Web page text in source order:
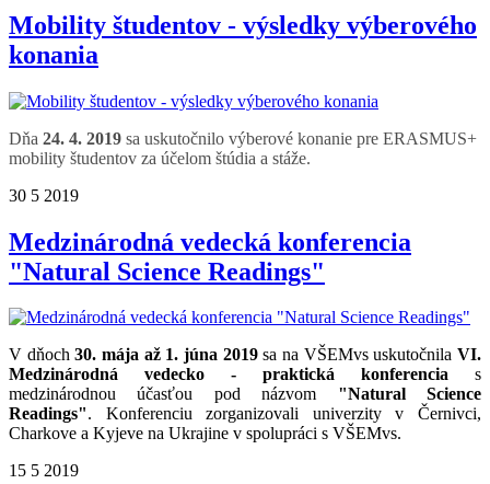
Mobility študentov - výsledky výberového
konania
Dňa 24. 4. 2019 sa uskutočnilo výberové konanie pre ERASMUS+
mobility študentov za účelom štúdia a stáže.
30 5 2019
Medzinárodná vedecká konferencia
"Natural Science Readings"
V dňoch30. mája až 1. júna 2019sa na VŠEMvs uskutočnilaVI.
Medzinárodná vedecko - praktická konferencia s
medzinárodnou účasťou pod názvom "Natural Science
Readings". Konferenciu zorganizovali univerzity v Černivci,
Charkove a Kyjeve na Ukrajine v spolupráci s VŠEMvs.
15 5 2019